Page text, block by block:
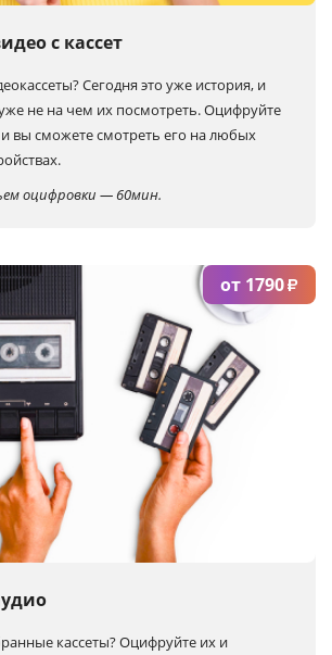
с кассет
Сегодня это уже история, и
не на чем их посмотреть. Оцифруйте
и вы сможете смотреть его на любых
оцифровки — 60мин.
кассеты?Оцифруйте их и
от 1790₽